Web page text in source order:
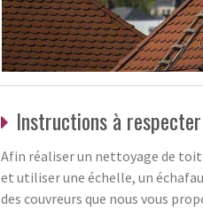
Instructions à
Afin réaliser un nettoyage de
et utiliser une échelle, un
des couvreurs que nous vous